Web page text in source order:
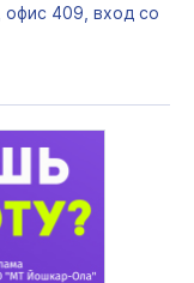
409, вход со